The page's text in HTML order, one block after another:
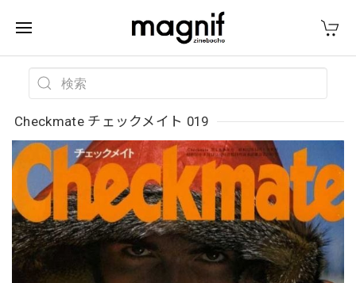
Checkmate チェックメイト 019